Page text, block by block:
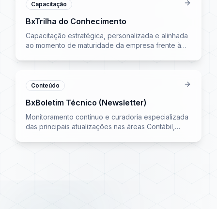
Capacitação
BxTrilha do Conhecimento
Capacitação estratégica, personalizada e alinhada
ao momento de maturidade da empresa frente à
Conteúdo
BxBoletim Técnico (Newsletter)
Monitoramento contínuo e curadoria especializada
das principais atualizações nas áreas Contábil,